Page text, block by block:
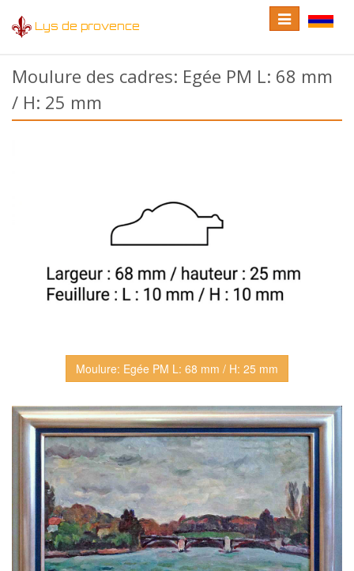
Lys de provence
Toggle
Toggle
navigation
Moulure des cadres: Egée PM L: 68 mm
/ H: 25 mm
Moulure: Egée PM L: 68 mm / H: 25 mm